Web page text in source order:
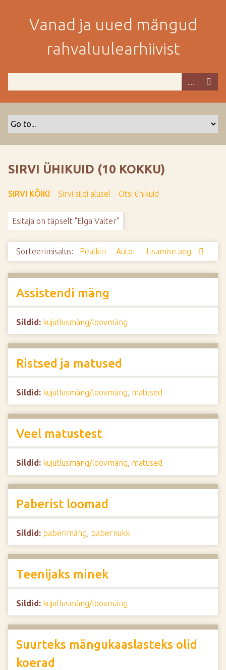
i
Vanad ja uued mängud
rahvaluulearhiivist
SIRVI ÜHIKUID (10 KOKKU)
SIRVI KÕIKI Sirvi sildi alusel Otsi ühikuid
Esitaja on täpselt "Elga Valter"
Sorteerimisalus: Pealkiri Autor Lisamise aeg
Assistendi mäng
Sildid: kujutlusmäng/loovmäng
Ristsed ja matused
Sildid: kujutlusmäng/loovmäng, matused
Veel matustest
Sildid: kujutlusmäng/loovmäng, matused
Paberist loomad
Sildid: paberimäng, pabernukk
Teenijaks minek
Sildid: kujutlusmäng/loovmäng
Suurteks mängukaaslasteks olid
koerad